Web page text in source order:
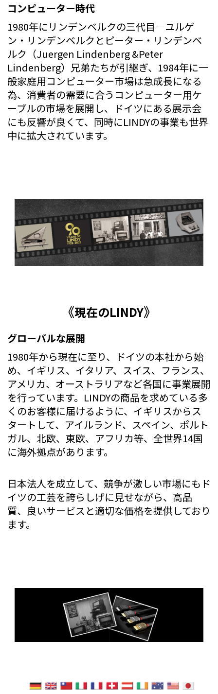
コンピューター時代
1980年にリンデンベルクの三代目―ユルゲ
ン・リンデンベルクとピーター・リンデンベ
ルク（Juergen Lindenberg &Peter
Lindenberg）兄弟たちが引継ぎ、1984年に一
般家庭用コンピューター市場は急成長になる
為、消費者の需要に合うコンピューター用ケ
ーブルの市場を展開し、ドイツにある展示会
にも反響が良くて、同時にLINDYの事業も世界
中に拡大されています。
《現在のLINDY》
グローバルな展開
1980年から現在に至り、ドイツの本社から始
め、イギリス、イタリア、スイス、フランス、
アメリカ、オーストラリアなど各国に事業展開
を行っています。LINDYの商品を求めている多
くのお客様に届けるように、イギリスからス
タートして、アイルランド、スペイン、ポルト
ガル、北欧、東欧、アフリカ等、全世界14国
に海外拠点があります。
日本法人を成立して、競争が激しい市場にもド
イツの工芸を誇らしげに見せながら、高品
質、良いサービスと適切な価格を提供しており
ます。